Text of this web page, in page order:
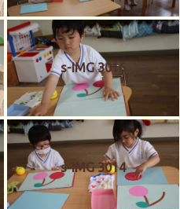
s-IMG 3016
s-IMG 3014